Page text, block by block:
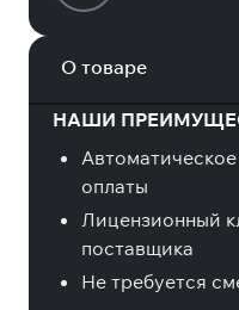
О товаре
НАШИ
оплаты
Лицензионный
поставщика
Не требуется